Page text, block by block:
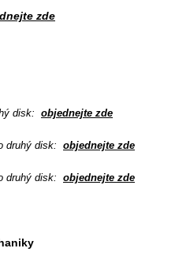
zde
disk: objednejte zde
druhý disk: objednejte zde
druhý disk: objednejte zde